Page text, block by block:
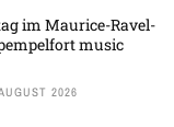
im Maurice-Ravel-
music
2026